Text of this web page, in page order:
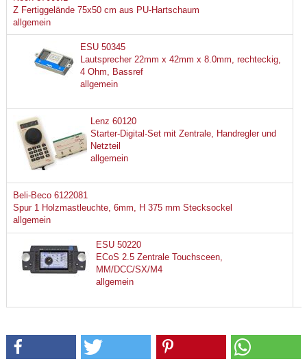
Z Fertiggelände 75x50 cm aus PU-Hartschaum
allgemein
ESU 50345
Lautsprecher 22mm x 42mm x 8.0mm, rechteckig,
4 Ohm, Bassref
allgemein
Lenz 60120
Starter-Digital-Set mit Zentrale, Handregler und
Netzteil
allgemein
Beli-Beco 6122081
Spur 1 Holzmastleuchte, 6mm, H 375 mm Stecksockel
allgemein
ESU 50220
ECoS 2.5 Zentrale Touchsceen,
MM/DCC/SX/M4
allgemein